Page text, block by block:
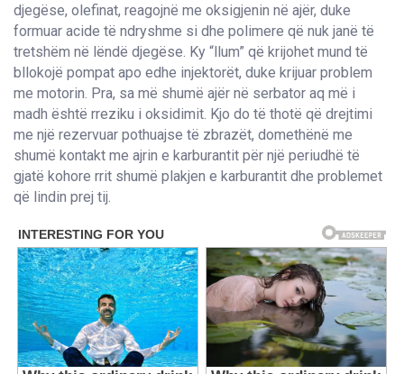
djegëse, olefinat, reagojnë me oksigjenin në ajër, duke
formuar acide të ndryshme si dhe polimere që nuk janë të
tretshëm në lëndë djegëse. Ky “llum” që krijohet mund të
bllokojë pompat apo edhe injektorët, duke krijuar problem
me motorin. Pra, sa më shumë ajër në serbator aq më i
madh është rreziku i oksidimit. Kjo do të thotë që drejtimi
me një rezervuar pothuajse të zbrazët, domethënë me
shumë kontakt me ajrin e karburantit për një periudhë të
gjatë kohore rrit shumë plakjen e karburantit dhe problemet
që lindin prej tij.